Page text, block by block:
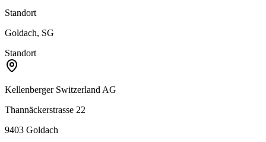
Standort
Goldach, SG
Standort
Kellenberger Switzerland AG
Thannäckerstrasse 22
9403 Goldach